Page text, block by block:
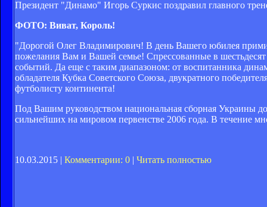
Президент "Динамо" Игорь Суркис поздравил главного
ФОТО: Виват, Король!
"Дорогой Олег Владимирович! В день Вашего юбилея
пожелания Вам и Вашей семье! Спрессованные в
событий. Да еще с таким диапазоном: от воспитанника
обладателя Кубка Советского Союза, двукратного
футболисту континента!
Под Вашим руководством национальная сборная Украины
сильнейших на мировом первенстве 2006 года. В течение
10.03.2015 | Комментарии: 0 | Читать полностью